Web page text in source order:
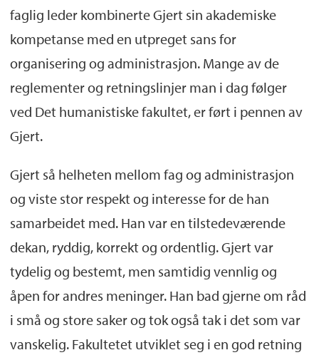
faglig leder kombinerte Gjert sin akademiske
kompetanse med en utpreget sans for
organisering og administrasjon. Mange av de
reglementer og retningslinjer man i dag følger
ved Det humanistiske fakultet, er ført i pennen av
Gjert.
Gjert så helheten mellom fag og administrasjon
og viste stor respekt og interesse for de han
samarbeidet med. Han var en tilstedeværende
dekan, ryddig, korrekt og ordentlig. Gjert var
tydelig og bestemt, men samtidig vennlig og
åpen for andres meninger. Han bad gjerne om råd
i små og store saker og tok også tak i det som var
vanskelig. Fakultetet utviklet seg i en god retning